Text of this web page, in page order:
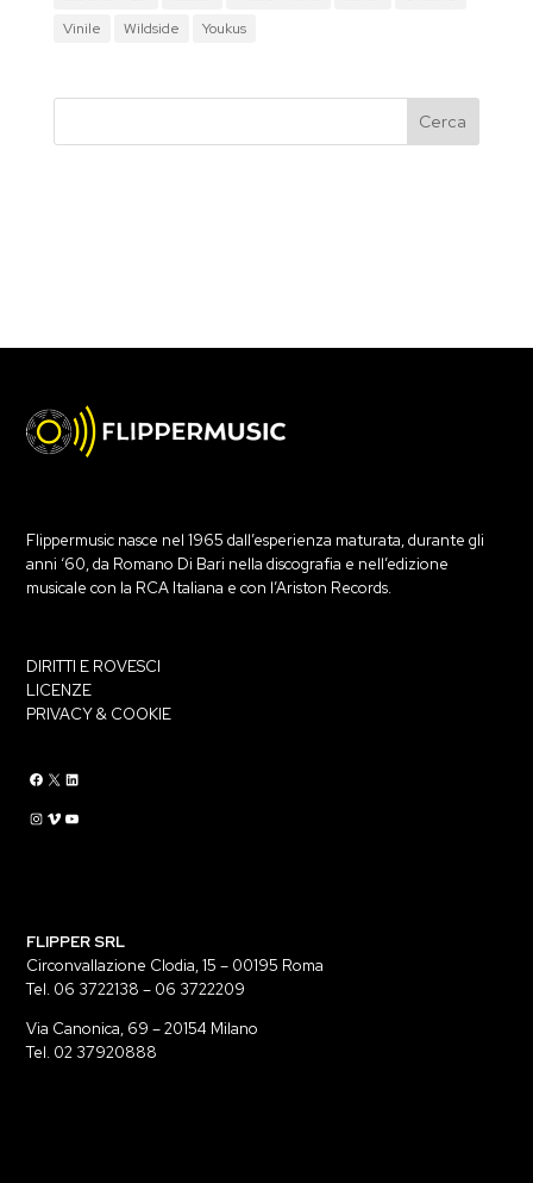
Vinile
Wildside Youkus
Flippermusic nasce nel 1965 dall’esperienza maturata, durante gli
anni ‘60, da Romano Di Bari nella discografia e nell’edizione
musicale con la RCA Italiana e con l’Ariston Records.
DIRITTI E ROVESCI
LICENZE
PRIVACY & COOKIE
Flippermusic Facebook Flippermusic Twitter
Flippermusic Linkedin
Flippermusic Instagram Flippermusic Vimeo flippermusic YouTube
FLIPPER SRL
Circonvallazione Clodia, 15 – 00195 Roma
Tel. 06 3722138 – 06 3722209
Via Canonica, 69 – 20154 Milano
Tel. 02 37920888